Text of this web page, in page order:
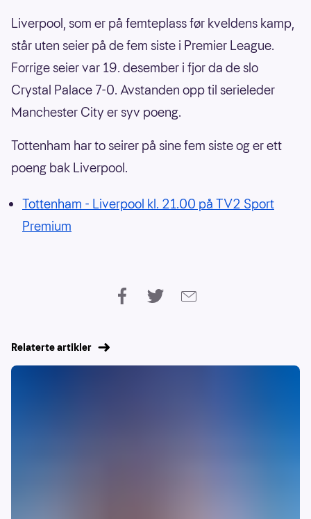
Liverpool, som er på femteplass før kveldens kamp,
står uten seier på de fem siste i Premier League.
Forrige seier var 19. desember i fjor da de slo
Crystal Palace 7-0. Avstanden opp til serieleder
Manchester City er syv poeng.
Tottenham har to seirer på sine fem siste og er ett
poeng bak Liverpool.
Tottenham - Liverpool kl. 21.00 på TV2 Sport
Premium
Relaterte artikler